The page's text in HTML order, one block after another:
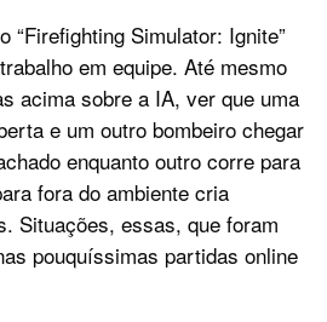
“Firefighting Simulator: Ignite”
em equipe. Até mesmo
acima sobre a IA, ver que uma
e um outro bombeiro chegar
enquanto outro corre para
fora do ambiente cria
Situações, essas, que foram
pouquíssimas partidas online